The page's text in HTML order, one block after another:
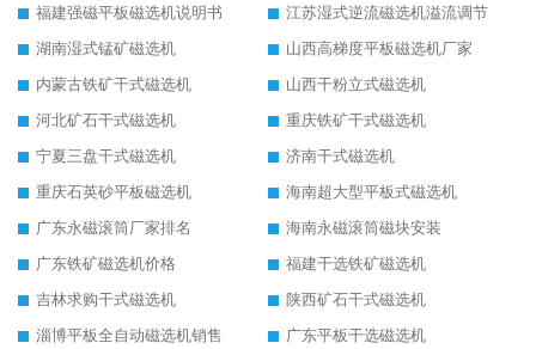
福建强磁平板磁选机说明书
江苏湿式逆流磁选机溢流调节
湖南湿式锰矿磁选机
山西高梯度平板磁选机厂家
内蒙古铁矿干式磁选机
山西干粉立式磁选机
河北矿石干式磁选机
重庆铁矿干式磁选机
宁夏三盘干式磁选机
济南干式磁选机
重庆石英砂平板磁选机
海南超大型平板式磁选机
广东永磁滚筒厂家排名
海南永磁滚筒磁块安装
广东铁矿磁选机价格
福建干选铁矿磁选机
吉林求购干式磁选机
陕西矿石干式磁选机
淄博平板全自动磁选机销售
广东平板干选磁选机